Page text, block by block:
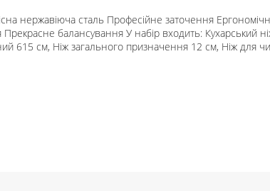
нержавіюча сталь Професійне заточення
балансування У набір входить: Кухарський
615 см, Ніж загального призначення 12 см, Ніж для